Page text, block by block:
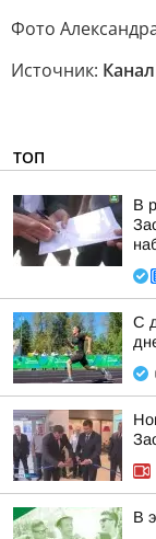
Фото
Источник:
ТОП
В
С
В